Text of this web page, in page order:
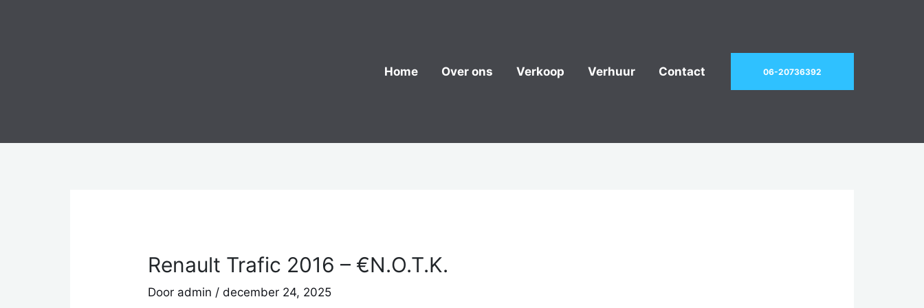
Home
Over ons Verkoop Verhuur Contact 06-20736392
Renault Trafic 2016 – €N.O.T.K.
Door admin /december 24, 2025